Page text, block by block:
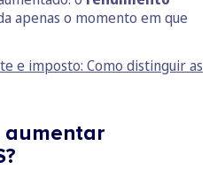
apenas o momento em que
e imposto: Como distinguir as
aumentar